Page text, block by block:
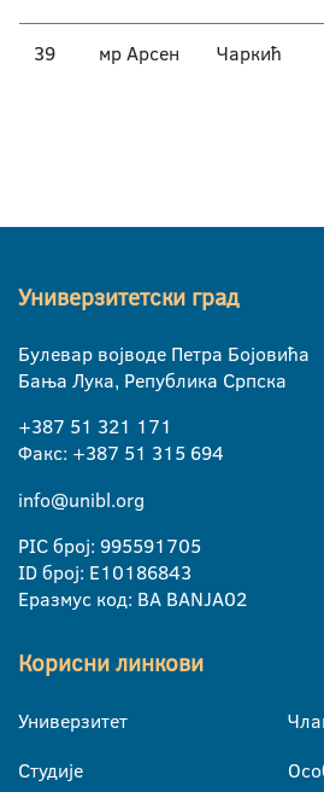
39 мр Арсен Чаркић
Универзитетски град
Булевар војводе Петра Бојовића
Бања Лука, Република Српска
+387 51 321 171
Факс: +387 51 315 694
info@unibl.org
PIC број: 995591705
ID број: E10186843
Еразмус код: BA BANJA02
Корисни линкови
Универзитет
Студије